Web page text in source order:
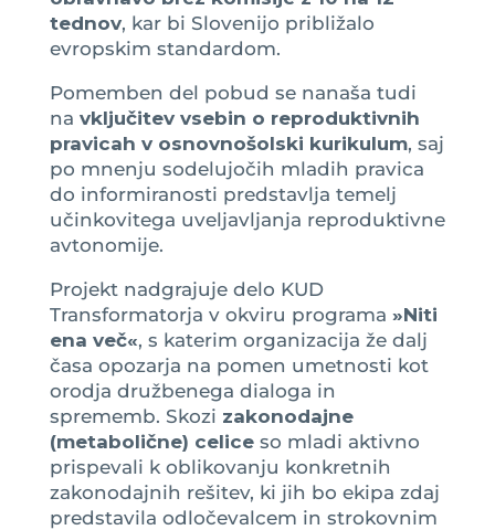
tednov, kar bi Slovenijo približalo
evropskim standardom.
Pomemben del pobud se nanaša tudi
na vključitev vsebin o reproduktivnih
pravicah v osnovnošolski kurikulum, saj
po mnenju sodelujočih mladih pravica
do informiranosti predstavlja temelj
učinkovitega uveljavljanja reproduktivne
avtonomije.
Projekt nadgrajuje delo KUD
Transformatorja v okviru programa »Niti
ena več«, s katerim organizacija že dalj
časa opozarja na pomen umetnosti kot
orodja družbenega dialoga in
sprememb. Skozi zakonodajne
(metabolične) celiceso mladi aktivno
prispevali k oblikovanju konkretnih
zakonodajnih rešitev, ki jih bo ekipa zdaj
predstavila odločevalcem in strokovnim